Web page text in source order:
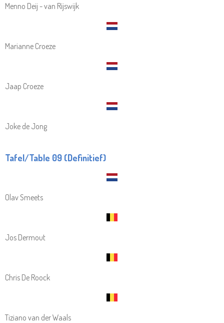
Menno Deij - van Rijswijk
Marianne Croeze
Jaap Croeze
Joke de Jong
Tafel/Table 09 (Definitief)
Olav Smeets
Jos Dermout
Chris De Roock
Tiziano van der Waals